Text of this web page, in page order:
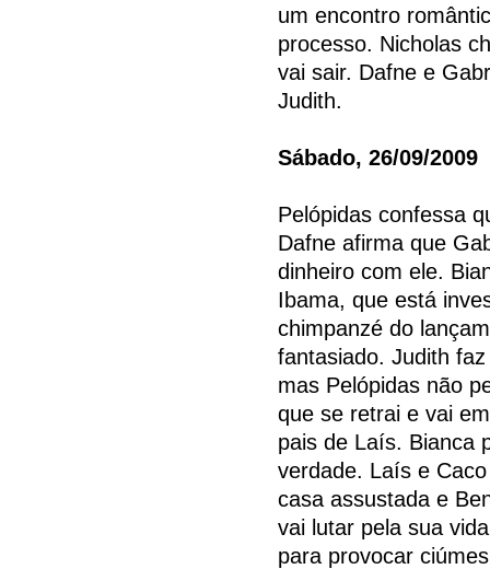
um encontro
processo. Nicholas
vai sair. Dafne e
Judith.
Sábado, 26/09/2009
Pelópidas confessa
Dafne afirma que
dinheiro com ele.
Ibama, que está
chimpanzé do
fantasiado. Judith
mas Pelópidas não
que se retrai e vai
pais de Laís. Bianca
verdade. Laís e
casa assustada e
vai lutar pela sua
para provocar